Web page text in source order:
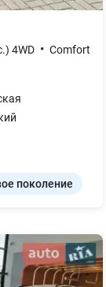
4WD • Comfort
поколение